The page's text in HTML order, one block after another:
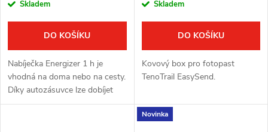
u
t
ů
u
k
t
ů
Skladem
DO KOŠÍKU
Nabíječka Energizer 1 h je
vhodná na doma nebo na cesty.
Díky autozásuvce lze dobíjet
baterie také např. v automobilu.
Skladem
DO KOŠÍKU
Kovový box pro fotopast
TenoTrail EasySend.
Novinka